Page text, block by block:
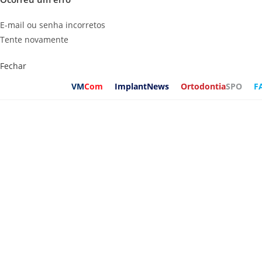
E-mail ou senha incorretos
Tente novamente
Fechar
VMCom ImplantNews OrtodontiaSPO